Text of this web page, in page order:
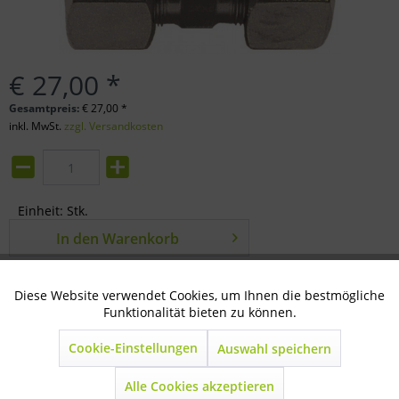
€ 27,00 *
Gesamtpreis:€27,00 *
inkl. MwSt. zzgl. Versandkosten
Einheit: Stk.
In den Warenkorb
44-02-1018
Beschreibung
Technisch notwendig Aktiv
Marketing Inaktiv
Diese Website verwendet Cookies, um Ihnen die bestmögliche
Funktionalität bieten zu können.
Cookie-Einstellungen Auswahl speichern
Alle Cookies akzeptieren